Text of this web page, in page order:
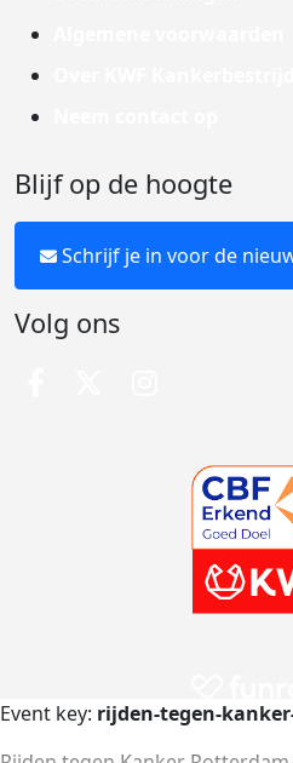
Blijf op de hoogte
Schrijf je in voor de
Volg ons
Event key: rijden-tegen-